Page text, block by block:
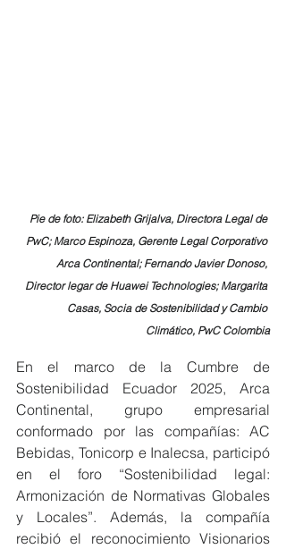
Pie de foto: Elizabeth Grijalva, Directora Legal de
PwC; Marco Espinoza, Gerente Legal Corporativo
Arca Continental; Fernando Javier Donoso,
Director legar de Huawei Technologies; Margarita
Casas, Socia de Sostenibilidad y Cambio
Climático, PwC Colombia
En el marco de la Cumbre de
Sostenibilidad Ecuador 2025, Arca
Continental, grupo empresarial
conformado por las compañías: AC
Bebidas, Tonicorp e Inalecsa, participó
en el foro “Sostenibilidad legal:
Armonización de Normativas Globales
y Locales”. Además, la compañía
recibió el reconocimiento Visionarios